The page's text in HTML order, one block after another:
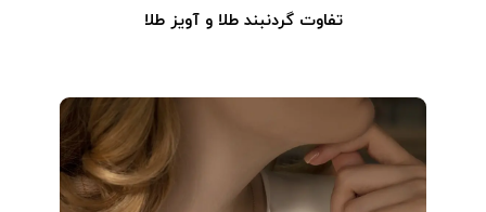
تفاوت گردنبند طلا و آویز طلا